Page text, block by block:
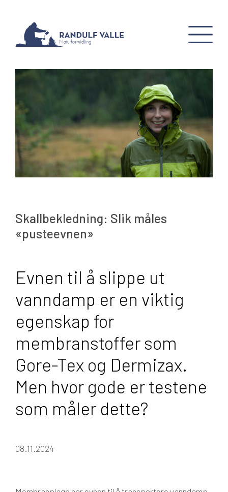
Skallbekledning: Slik måles
«pusteevnen»
Evnen til å slippe ut
vanndamp er en viktig
egenskap for
membranstoffer som
Gore-Tex og Dermizax.
Men hvor gode er testene
som måler dette?
08.11.2024